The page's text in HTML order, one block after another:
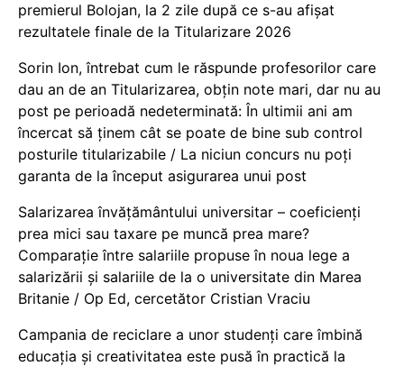
premierul Bolojan, la 2 zile după ce s-au afișat
rezultatele finale de la Titularizare 2026
Sorin Ion, întrebat cum le răspunde profesorilor care
dau an de an Titularizarea, obțin note mari, dar nu au
post pe perioadă nedeterminată: În ultimii ani am
încercat să ținem cât se poate de bine sub control
posturile titularizabile / La niciun concurs nu poți
garanta de la început asigurarea unui post
Salarizarea învățământului universitar – coeficienți
prea mici sau taxare pe muncă prea mare?
Comparație între salariile propuse în noua lege a
salarizării și salariile de la o universitate din Marea
Britanie / Op Ed, cercetător Cristian Vraciu
Campania de reciclare a unor studenți care îmbină
educația și creativitatea este pusă în practică la